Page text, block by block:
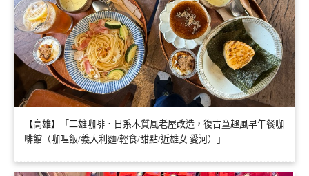
【高雄】「二雄咖啡．日系木質風老屋改造，復古童趣風早午餐咖
啡館（咖哩飯/義大利麵/輕食/甜點/近雄女.愛河）」